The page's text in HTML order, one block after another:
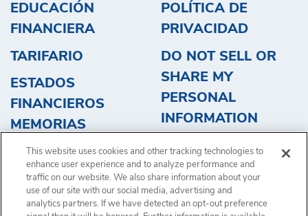
EDUCACIÓN
FINANCIERA
TARIFARIO
ESTADOS
FINANCIEROS
MEMORIAS
POLÍTICA DE
PRIVACIDAD
DO NOT SELL OR
SHARE MY
PERSONAL
INFORMATION
OBTENGA UN
PRESUPUESTO
This website uses cookies and other tracking technologies to
enhance user experience and to analyze performance and
traffic on our website. We also share information about your
use of our site with our social media, advertising and
analytics partners. If we have detected an opt-out preference